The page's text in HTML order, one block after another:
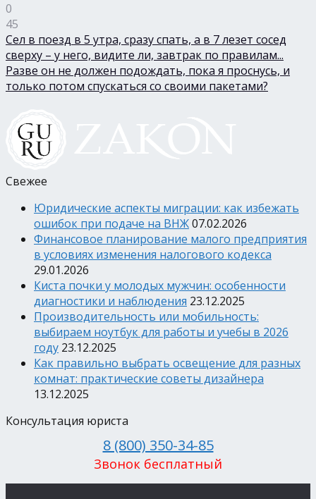
0
45
Сел в поезд в 5 утра, сразу спать, а в 7 лезет сосед
сверху – у него, видите ли, завтрак по правилам...
Разве он не должен подождать, пока я проснусь, и
только потом спускаться со своими пакетами?
Свежее
Юридические аспекты миграции: как избежать
ошибок при подаче на ВНЖ07.02.2026
Финансовое планирование малого предприятия
в условиях изменения налогового кодекса
29.01.2026
Киста почки у молодых мужчин: особенности
диагностики и наблюдения 23.12.2025
Производительность или мобильность:
выбираем ноутбук для работы и учебы в 2026
году 23.12.2025
Как правильно выбрать освещение для разных
комнат: практические советы дизайнера
13.12.2025
Консультация юриста
8 (800) 350-34-85
Звонок бесплатный